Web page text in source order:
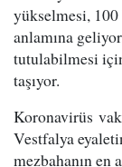
yükselmesi,
anlamına
tutulabilmesi
taşıyor.
Koronavirüs
Vestfalya
mezbahanın en